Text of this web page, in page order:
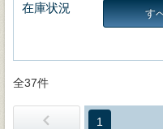
在庫状況 す
全37件
1